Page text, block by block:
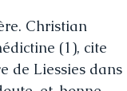
Christian
(1), cite
de Liessies dans